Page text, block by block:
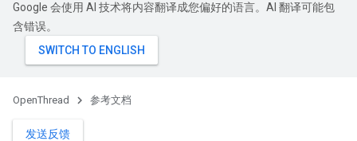
Google 会使用 AI 技术将内容翻译成您偏好的语言。AI 翻译可能包
含错误。
OpenThread 参考文档
发送反馈